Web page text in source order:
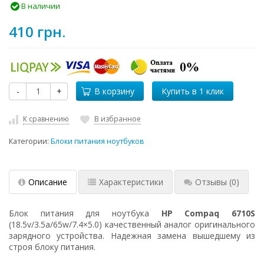
В наличии
410 грн.
- + В корзину
К сравнению В избранное
Категории: Блоки питания ноутбуков
Описание Характеристики Отзывы (0)
Блок питания для ноутбука HP Compaq 6710S
(18.5v/3.5a/65w/7.4×5.0) качественный аналог оригинального
зарядного устройства. Надежная замена вышедшему из
строя блоку питания.